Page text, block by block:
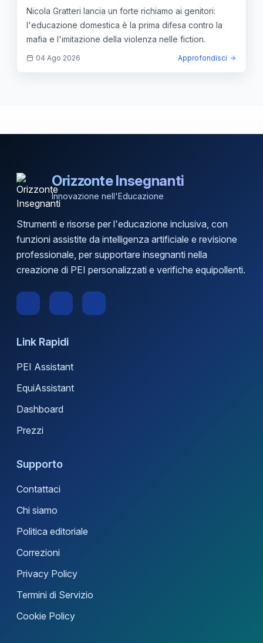
Gratteri sull'educazione dei minori
Nicola Gratteri lancia un forte richiamo ai genitori:
l'educazione domestica è la prima difesa contro la
mafia e l'imitazione della violenza nelle fiction.
04 Ago 2026 Approfondisci
Orizzonte Insegnanti
Innovazione nell'Educazione
Strumenti e risorse per l'educazione inclusiva, con
funzioni assistite da intelligenza artificiale e revisione
professionale, per supportare insegnanti nella
creazione di PEI personalizzati e verifiche equipollenti.
Link Rapidi
PEI Assistant
EquiAssistant
Dashboard
Prezzi
Supporto
Contattaci
Chi siamo
Politica editoriale
Correzioni
Privacy Policy
Termini di Servizio
Cookie Policy